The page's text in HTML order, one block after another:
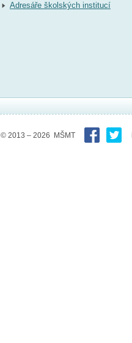
Adresáře školských institucí
© 2013 – 2026 MŠMT